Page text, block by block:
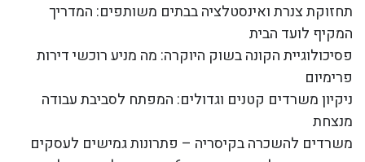
תחזוקת צנרת ואינסטלציה בבתים משותפים: המדריך
המקיף לועד הבית
פסיכולוגיית הקונה בשוק היוקרה: מה מניע רוכשי דירות
פרימיום
ניקיון משרדים קטנים וגדולים: המפתח לסביבת עבודה
מנצחת
משרדים להשכרה בקיסריה – פתרונות גמישים לעסקים